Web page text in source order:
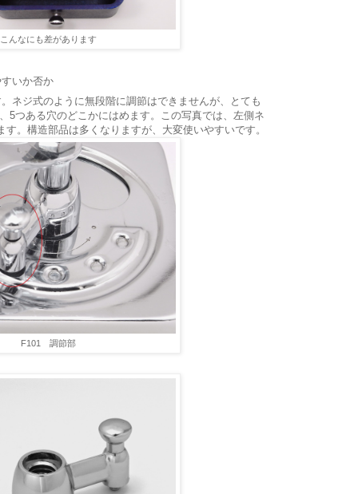
こんなにも差があります
いか否か
ネジ式のように無段階に調節はできませんが、とても
5つある穴のどこかにはめます。この写真では、左側ネ
。構造部品は多くなりますが、大変使いやすいです。
F101 調節部